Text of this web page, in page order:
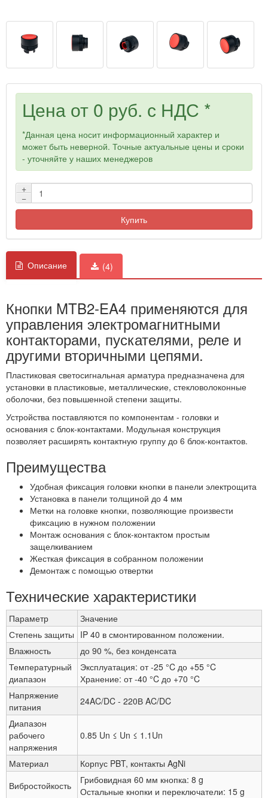
Цена от 0 руб. с НДС *
*Данная цена носит информационный характер и
может быть неверной. Точные актуальные цены и сроки
- уточняйте у наших менеджеров
+
−
Купить
Описание (4)
Кнопки MTB2-EA4 применяются для
управления электромагнитными
контакторами, пускателями, реле и
другими вторичными цепями.
Пластиковая светосигнальная арматура предназначена для
установки в пластиковые, металлические, стекловолоконные
оболочки, без повышенной степени защиты.
Устройства поставляются по компонентам - головки и
основания с блок-контактами. Модульная конструкция
позволяет расширять контактную группу до 6 блок-контактов.
Преимущества
Удобная фиксация головки кнопки в панели электрощита
Установка в панели толщиной до 4 мм
Метки на головке кнопки, позволяющие произвести
фиксацию в нужном положении
Монтаж основания с блок-контактом простым
защелкиванием
Жесткая фиксация в собранном положении
Демонтаж с помощью отвертки
Технические характеристики
Параметр
Значение
Степень защиты IP 40 в смонтированном положении.
Влажность
до 90 %, без конденсата
Температурный
диапазон
Эксплуатация: от -25 °C до +55 °C
Хранение: от -40 °C до +70 °C
Напряжение
питания
24AC/DC - 220В AC/DC
Диапазон
рабочего
напряжения
0.85 Un ≤ Un ≤ 1.1Un
Материал
Корпус PBT, контакты AgNi
Вибростойкость
Грибовидная 60 мм кнопка: 8 g
Остальные кнопки и переключатели: 15 g